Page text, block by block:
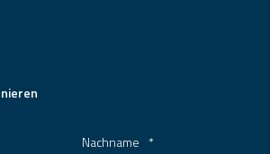
Nachname *